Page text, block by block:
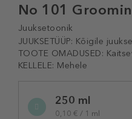
No 101
Juuksetoonik
JUUKSETÜÜP: Kõigile
TOOTE OMADUSED:
KELLELE: Mehele
variation250 ml
0,10 € / 1 ml